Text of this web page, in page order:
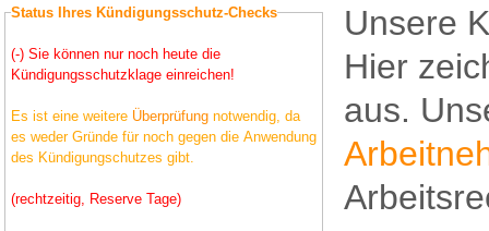
Status Ihres Kündigungsschutz-Checks
(-) Sie können nur noch heute die
Kündigungsschutzklage einreichen!
Es ist eine weitere Überprüfung notwendig, da
es weder Gründe für noch gegen die Anwendung
des Kündigungschutzes gibt.
(rechtzeitig, Reserve Tage)
Unsere
Hier
aus.